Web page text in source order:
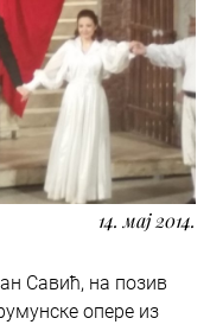
14. мај 2014.
Савић, на позив
опере из